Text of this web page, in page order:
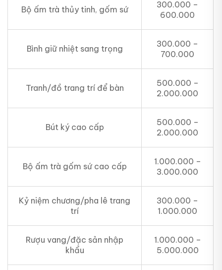
Bộ ấm trà thủy tinh, gốm sứ
300.000 –
600.000
Bình giữ nhiệt sang trọng
300.000 –
700.000
Tranh/đồ trang trí để bàn
500.000 –
2.000.000
Bút ký cao cấp
500.000 –
2.000.000
Bộ ấm trà gốm sứ cao cấp
1.000.000 –
3.000.000
Kỷ niệm chương/pha lê trang
trí
300.000 –
1.000.000
Rượu vang/đặc sản nhập
khẩu
1.000.000 –
5.000.000